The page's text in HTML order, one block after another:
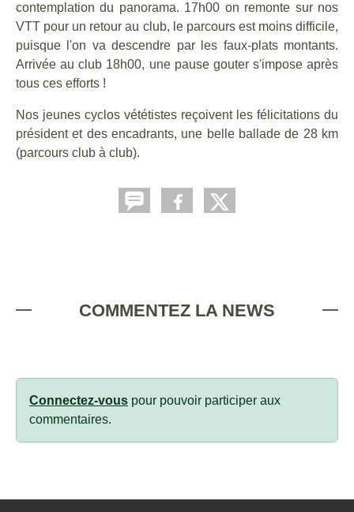
contemplation du panorama. 17h00 on remonte sur nos
VTT pour un retour au club, le parcours est moins difficile,
puisque l'on va descendre par les faux-plats montants.
Arrivée au club 18h00, une pause gouter s'impose après
tous ces efforts !
Nos jeunes cyclos vététistes reçoivent les félicitations du
président et des encadrants, une belle ballade de 28 km
(parcours club à club).
COMMENTEZ LA NEWS
Connectez-vous pour pouvoir participer aux
commentaires.